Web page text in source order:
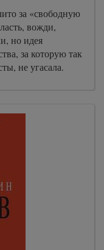
за «свободную
вожди,
но идея
за которую так
не угасала.